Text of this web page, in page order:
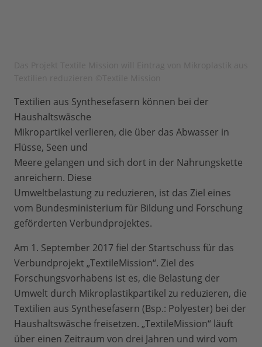
Textilien aus Synthesefasern können bei der
Haushaltswäsche
Mikropartikel verlieren, die über das Abwasser in
Flüsse, Seen und
Meere gelangen und sich dort in der Nahrungskette
anreichern. Diese
Umweltbelastung zu reduzieren, ist das Ziel eines
vom Bundesministerium für Bildung und Forschung
geförderten Verbundprojektes.
Am 1. September 2017 fiel der Startschuss für das
Verbundprojekt „TextileMission“. Ziel des
Forschungsvorhabens ist es, die Belastung der
Umwelt durch Mikroplastikpartikel zu reduzieren, die
Textilien aus Synthesefasern (Bsp.: Polyester) bei der
Haushaltswäsche freisetzen. „TextileMission“ läuft
über einen Zeitraum von drei Jahren und wird vom